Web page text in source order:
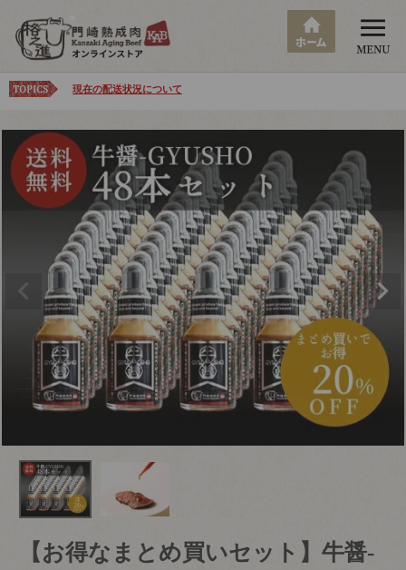
現在の配送状況について
【お得なまとめ買いセット】牛醤-